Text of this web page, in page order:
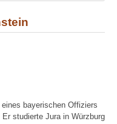
bayerischen Offiziers
studierte Jura in Würzburg